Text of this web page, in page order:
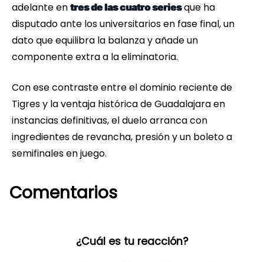
adelante en tres de las cuatro seriesque ha
disputado ante los universitarios en fase final, un
dato que equilibra la balanza y añade un
componente extra a la eliminatoria.
Con ese contraste entre el dominio reciente de
Tigres y la ventaja histórica de Guadalajara en
instancias definitivas, el duelo arranca con
ingredientes de revancha, presión y un boleto a
semifinales en juego.
Comentarios